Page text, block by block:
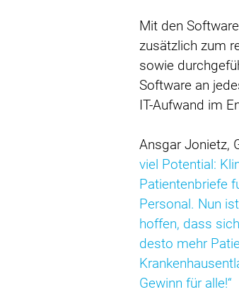
Mit den
zusätzlich zum
sowie
Software an
IT-Aufwand im
Ansgar Jonietz,
viel Potential:
Patientenbriefe
Personal. Nun
hoffen, dass
desto mehr
Gewinn für alle!“